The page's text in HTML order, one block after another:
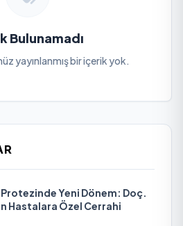
Bulunamadı
yayınlanmış bir içerik yok.
Yeni Dönem: Doç.
Hastalara Özel Cerrahi